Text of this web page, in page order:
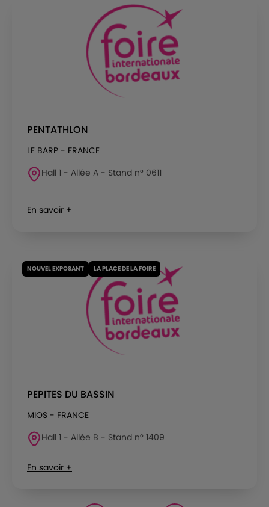
PENTATHLON
LE BARP - FRANCE
Hall 1 - Allée A - Stand n° 0611
En savoir +
NOUVEL EXPOSANT LA PLACE DE LA FOIRE
PEPITES DU BASSIN
MIOS - FRANCE
Hall 1 - Allée B - Stand n° 1409
En savoir +